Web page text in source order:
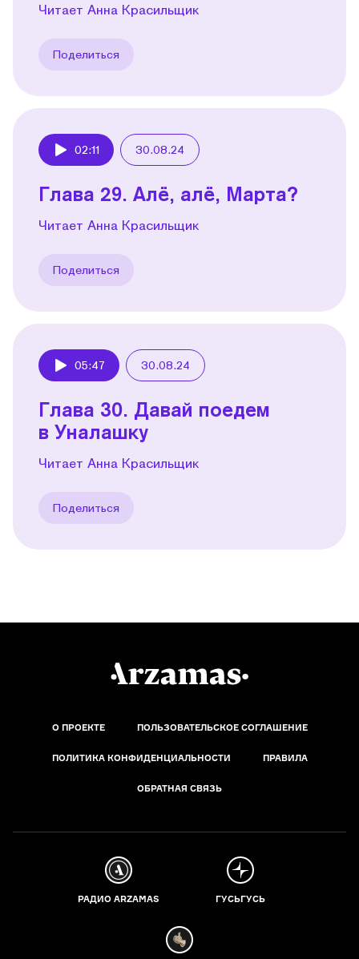
Читает Анна Красильщик
Поделиться
02:11 30.08.24
Глава 29. Алё, алё, Марта?
Читает Анна Красильщик
Поделиться
05:47 30.08.24
Глава 30. Давай поедем
в Уналашку
Читает Анна Красильщик
Поделиться
О ПРОЕКТЕ ПОЛЬЗОВАТЕЛЬСКОЕ СОГЛАШЕНИЕ
ПОЛИТИКА КОНФИДЕНЦИАЛЬНОСТИ ПРАВИЛА
ОБРАТНАЯ СВЯЗЬ
РАДИО ARZAMAS ГУСЬГУСЬ